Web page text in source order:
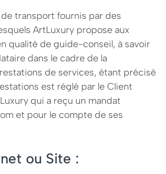
transport fournis par des
ArtLuxury propose aux
qualité de guide-conseil, à savoir
dans le cadre de la
de services, étant précisé
est réglé par le Client
qui a reçu un mandat
et pour le compte de ses
ou Site :